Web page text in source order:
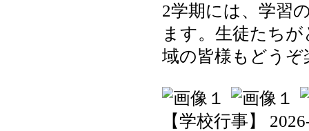
2学期には、学習
ます。生徒たち
域の皆様もどう
【学校行事】